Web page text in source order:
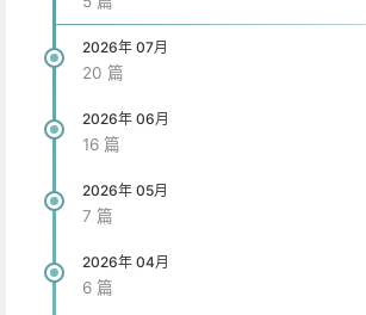
2026年 07月
20 篇
2026年 06月
16 篇
2026年 05月
7 篇
2026年 04月
6 篇